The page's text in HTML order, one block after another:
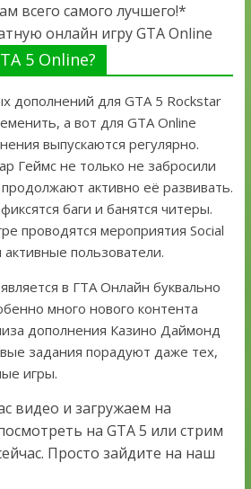
всего самого лучшего!*
онлайн игру GTA Online
5 Online?
дополнений для GTA 5 Rockstar
а вот для GTA Online
выпускаются регулярно.
Геймс не только не забросили
активно её развивать.
баги и банятся читеры.
проводятся мероприятия Social
пользователи.
в ГТА Онлайн буквально
много нового контента
дополнения Казино Даймонд
задания порадуют даже тех,
игры.
видео и загружаем на
на GTA 5 или стрим
Просто зайдите на наш